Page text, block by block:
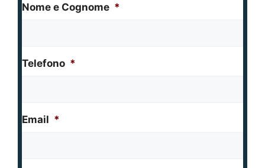
Nome e Cognome *
Telefono *
Email *